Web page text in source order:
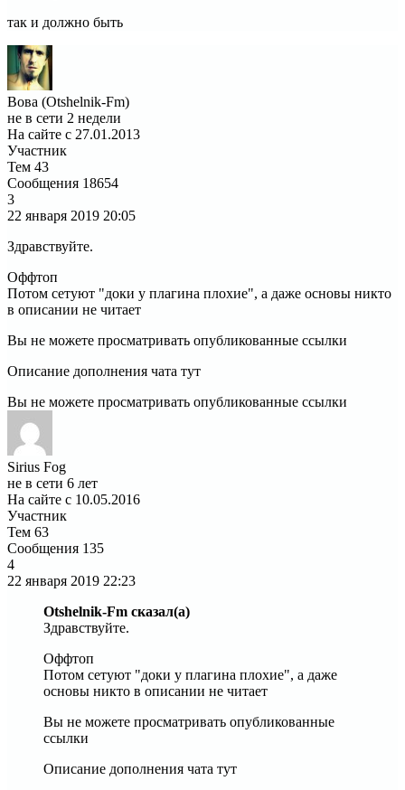
так и должно быть
Вова (Otshelnik-Fm)
не в сети 2 недели
На сайте с 27.01.2013
Участник
Тем 43
Сообщения 18654
3
22 января 2019 20:05
Здравствуйте.
Оффтоп
Потом сетуют "доки у плагина плохие", а даже основы никто
в описании не читает
Вы не можете просматривать опубликованные ссылки
Описание дополнения чата тут
Вы не можете просматривать опубликованные ссылки
Sirius Fog
не в сети 6 лет
На сайте с 10.05.2016
Участник
Тем 63
Сообщения 135
4
22 января 2019 22:23
Otshelnik-Fm сказал(а)
Здравствуйте.
Оффтоп
Потом сетуют "доки у плагина плохие", а даже
основы никто в описании не читает
Вы не можете просматривать опубликованные
ссылки
Описание дополнения чата тут